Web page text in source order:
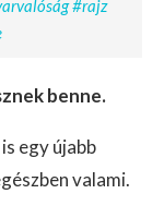
#rajz
benne.
egy újabb
valami.